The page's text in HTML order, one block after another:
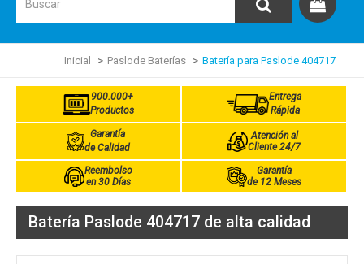
Inicial Paslode Baterías Batería para Paslode 404717
900.000+
Productos
Entrega
Rápida
Garantía
de Calidad
Atención al
Cliente 24/7
Reembolso
en 30 Días
Garantía
de 12 Meses
Batería Paslode 404717 de alta calidad